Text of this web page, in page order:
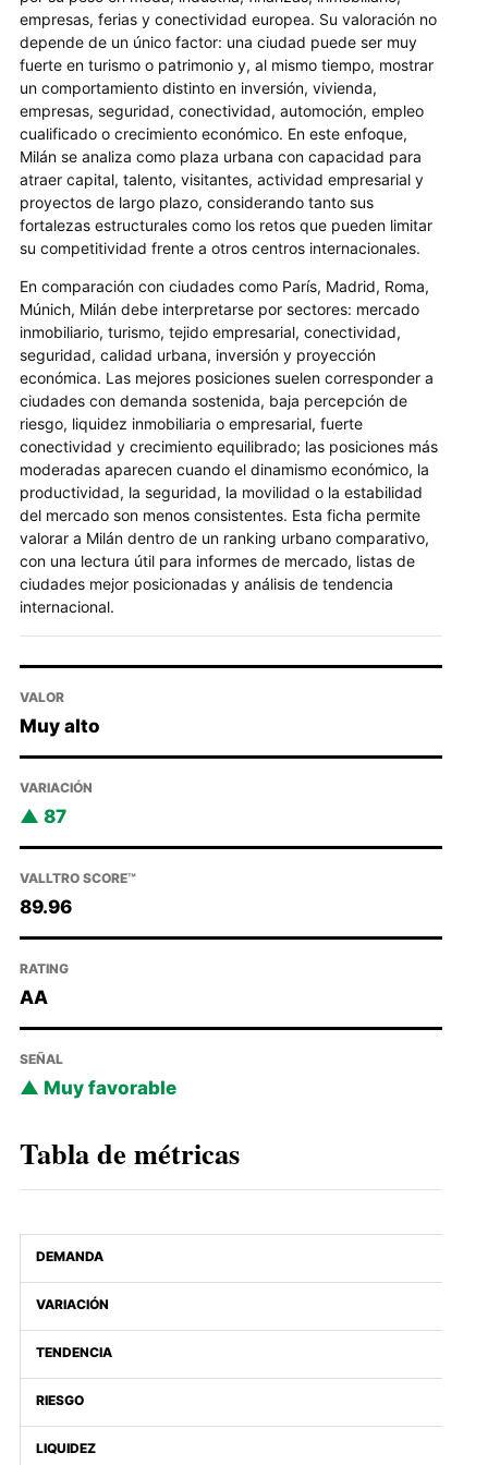
empresas, ferias y conectividad europea. Su valoración no
depende de un único factor: una ciudad puede ser muy
fuerte en turismo o patrimonio y, al mismo tiempo, mostrar
un comportamiento distinto en inversión, vivienda,
empresas, seguridad, conectividad, automoción, empleo
cualificado o crecimiento económico. En este enfoque,
Milán se analiza como plaza urbana con capacidad para
atraer capital, talento, visitantes, actividad empresarial y
proyectos de largo plazo, considerando tanto sus
fortalezas estructurales como los retos que pueden limitar
su competitividad frente a otros centros internacionales.
En comparación con ciudades como París, Madrid, Roma,
Múnich, Milán debe interpretarse por sectores: mercado
inmobiliario, turismo, tejido empresarial, conectividad,
seguridad, calidad urbana, inversión y proyección
económica. Las mejores posiciones suelen corresponder a
ciudades con demanda sostenida, baja percepción de
riesgo, liquidez inmobiliaria o empresarial, fuerte
conectividad y crecimiento equilibrado; las posiciones más
moderadas aparecen cuando el dinamismo económico, la
productividad, la seguridad, la movilidad o la estabilidad
del mercado son menos consistentes. Esta ficha permite
valorar a Milán dentro de un ranking urbano comparativo,
con una lectura útil para informes de mercado, listas de
ciudades mejor posicionadas y análisis de tendencia
internacional.
VALOR
Muy alto
VARIACIÓN
87
VALLTRO SCORE™
89.96
RATING
AA
SEÑAL
Muy favorable
Tabla de métricas
DEMANDA
VARIACIÓN
TENDENCIA
RIESGO
LIQUIDEZ